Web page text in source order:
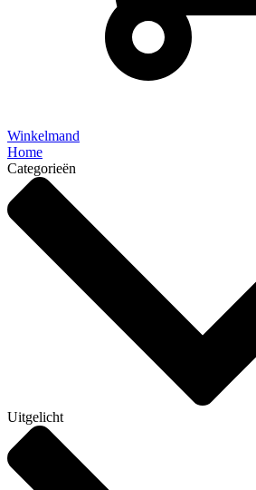
Winkelmand
Home
Categorieën
Uitgelicht